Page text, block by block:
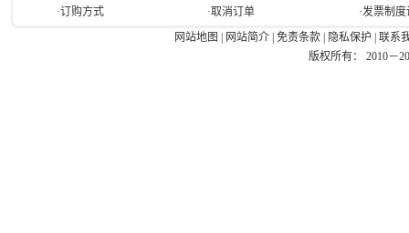
·订购方式
·取消订单
·发票制
网站地图
网站简介 免责条款 隐私保护
联系
版权所有： 2010－